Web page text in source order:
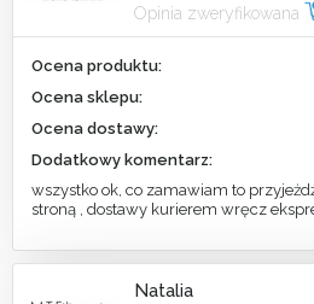
Opinia zweryfikowana
Ocena produktu:
Ocena sklepu:
Ocena dostawy:
Dodatkowy komentarz:
wszystko ok, co zamawiam to
stroną , dostawy kurierem wręcz
Natalia